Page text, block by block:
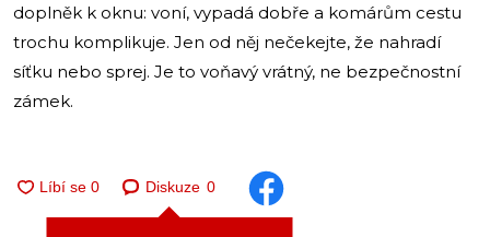
doplněk k oknu: voní, vypadá dobře a komárům cestu
trochu komplikuje. Jen od něj nečekejte, že nahradí
síťku nebo sprej. Je to voňavý vrátný, ne bezpečnostní
zámek.
Diskuze 0